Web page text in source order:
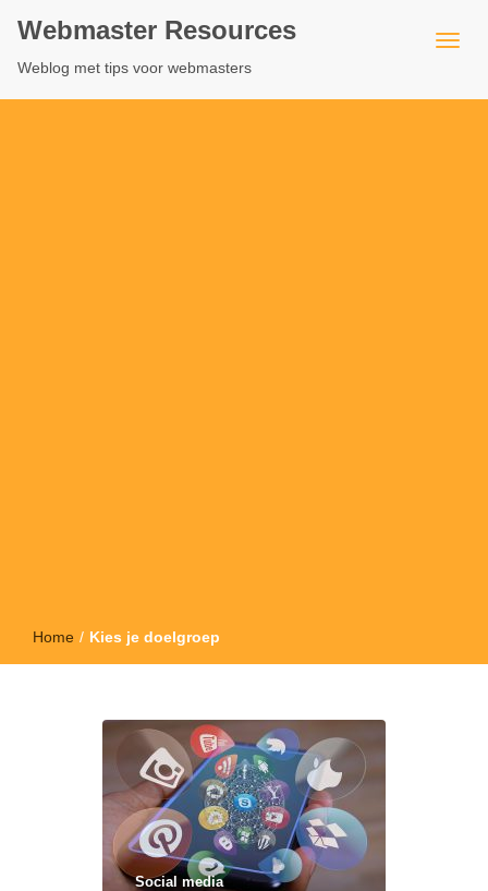
Webmaster Resources
Weblog met tips voor webmasters
Home / Kies je doelgroep
Social media